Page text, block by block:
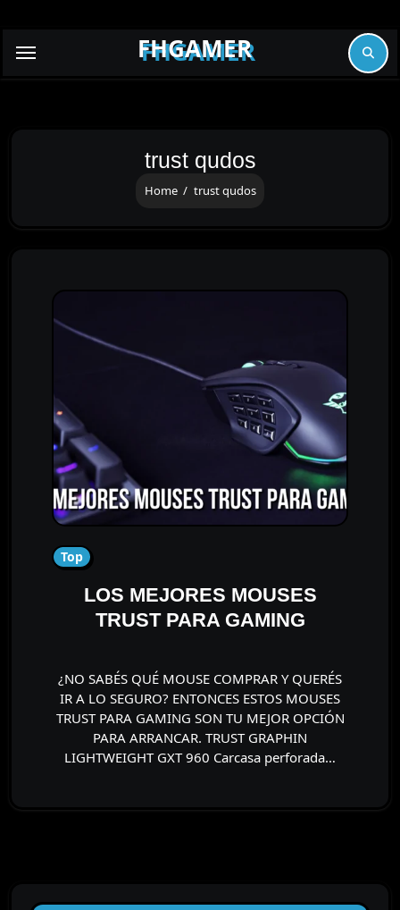
FHGAMER
trust qudos
Home trust qudos
Top
LOS MEJORES MOUSES
TRUST PARA GAMING
¿NO SABÉS QUÉ MOUSE COMPRAR Y QUERÉS
IR A LO SEGURO? ENTONCES ESTOS MOUSES
TRUST PARA GAMING SON TU MEJOR OPCIÓN
PARA ARRANCAR. TRUST GRAPHIN
LIGHTWEIGHT GXT 960 Carcasa perforada…